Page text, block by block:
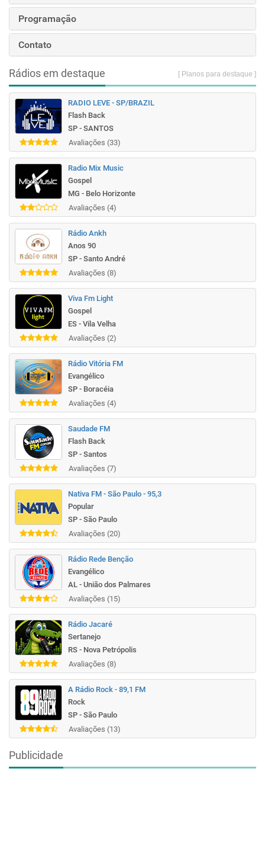
Programação
Contato
Rádios em destaque [ Planos para destaque ]
RADIO LEVE - SP/BRAZIL
Flash Back
SP - SANTOS
Avaliações (33)
Radio Mix Music
Gospel
MG - Belo Horizonte
Avaliações (4)
Rádio Ankh
Anos 90
SP - Santo André
Avaliações (8)
Viva Fm Light
Gospel
ES - Vila Velha
Avaliações (2)
Rádio Vitória FM
Evangélico
SP - Boracéia
Avaliações (4)
Saudade FM
Flash Back
SP - Santos
Avaliações (7)
Nativa FM - São Paulo - 95,3
Popular
SP - São Paulo
Avaliações (20)
Rádio Rede Benção
Evangélico
AL - União dos Palmares
Avaliações (15)
Rádio Jacaré
Sertanejo
RS - Nova Petrópolis
Avaliações (8)
A Rádio Rock - 89,1 FM
Rock
SP - São Paulo
Avaliações (13)
Publicidade